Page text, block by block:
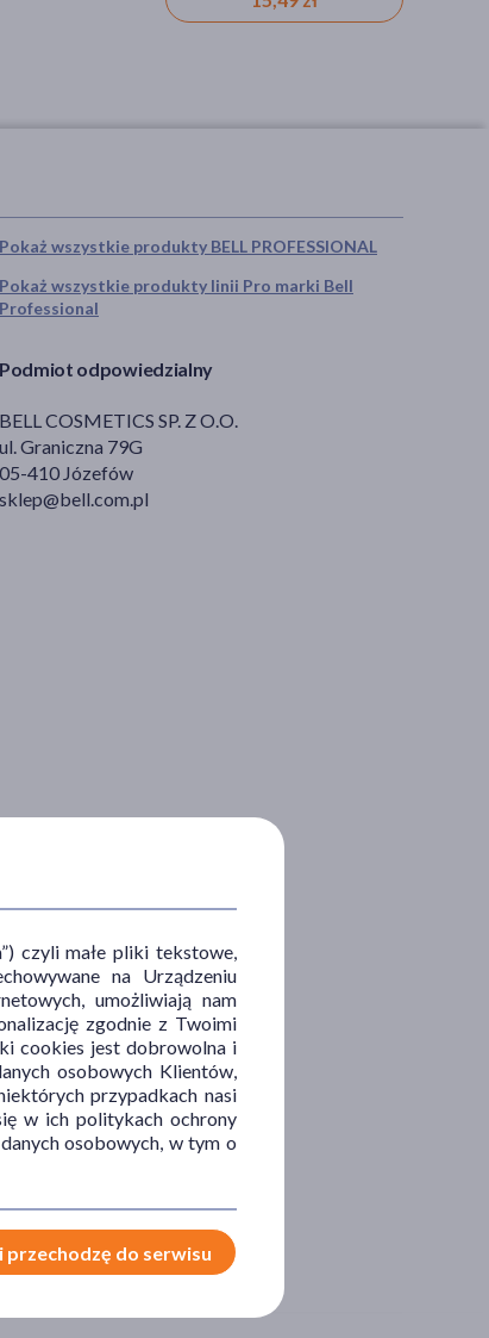
Pokaż wszystkie produkty BELL PROFESSIONAL
Pokaż wszystkie produkty linii Pro marki Bell
Professional
Podmiot odpowiedzialny
BELL COSMETICS SP. Z O.O.
ul. Graniczna 79G
05-410 Józefów
sklep@bell.com.pl
czyli małe pliki tekstowe,
na Urządzeniu
umożliwiają nam
zgodnie z Twoimi
cookies jest dobrowolna i
osobowych Klientów,
przypadkach nasi
w ich politykach ochrony
osobowych, w tym o
przechodzę do serwisu